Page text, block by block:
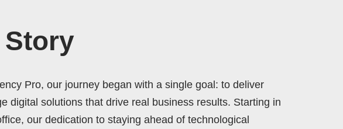
Story
Pro, our journey began with a single goal: to deliver
digital solutions that drive real business results. Starting in
our dedication to staying ahead of technological